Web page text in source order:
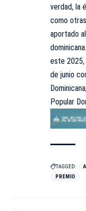
verdad, la
como
aportado
este 2025,
de junio
Popular
TAGGED:
PREMIO